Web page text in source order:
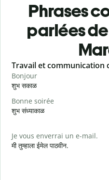
Phrases
parlées
Slide 1 of 6
Travail et communication
Bonjour
शुभ सकाळ
Bonne soirée
शुभ संध्याकाळ
Je vous enverrai un e-mail.
मी तुम्हाला ईमेल पाठवीन.